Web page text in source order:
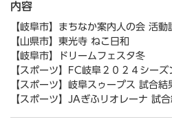
内容
【岐阜市】まちなか案内人の会 活動
【山県市】東光寺 ねこ日和
【岐阜市】ドリームフェスタ冬
【スポーツ】FC岐阜２０２４シーズ
【スポーツ】岐阜スゥープス 試合結
【スポーツ】JAぎふリオレーナ 試